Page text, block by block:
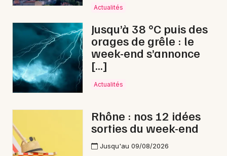
Actualités
Jusqu’à 38 °C puis des
orages de grêle : le
week-end s’annonce
[…]
Actualités
Rhône : nos 12 idées
sorties du week-end
Jusqu'au 09/08/2026